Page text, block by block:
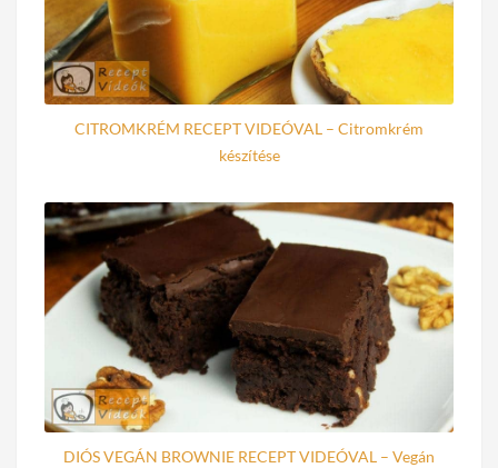
CITROMKRÉM RECEPT VIDEÓVAL – Citromkrém
készítése
DIÓS VEGÁN BROWNIE RECEPT VIDEÓVAL – Vegán